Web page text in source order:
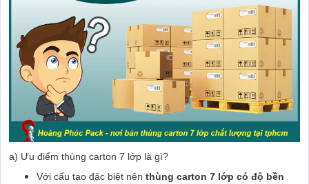
a) Ưu điểm thùng carton 7 lớp là gì?
Với cấu tạo đặc biệt nên thùng carton 7 lớp có độ bền